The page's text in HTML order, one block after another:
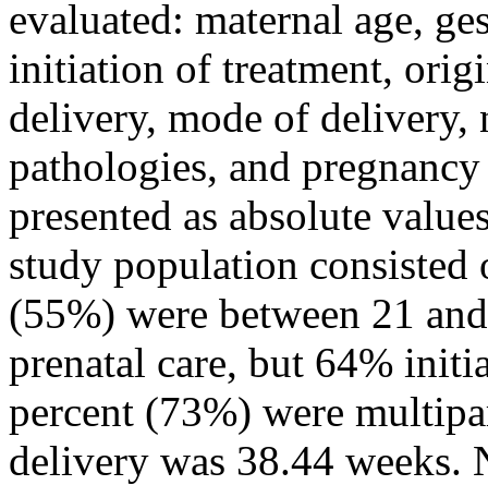
evaluated: maternal age,
initiation of treatment,
delivery, mode of delivery,
pathologies, and
presented as absolute
study population
(55%) were between 21
prenatal care, but 64%
percent (73%) were
delivery was 38.44 weeks.